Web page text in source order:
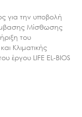
για την υποβολή
Μίσθωσης
του
Κλιματικής
έργου LIFE EL-BIOS